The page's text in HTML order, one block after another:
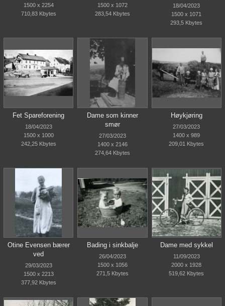
1500 x 2254
710,83 Kbytes
1500 x 1072
283,54 Kbytes
18/04/2023
1500 x 1071
293,5 Kbytes
Fet Spareforening
18/04/2023
1500 x 1000
242,25 Kbytes
Dame som kinner
smør
27/03/2023
1400 x 2146
274,64 Kbytes
Høykjøring
27/03/2023
1400 x 989
209,01 Kbytes
Otine Evensen bærer
ved
29/03/2023
1500 x 2213
377,92 Kbytes
Bading i sinkbalje
26/04/2023
1500 x 1056
271,5 Kbytes
Dame med sykkel
11/09/2023
2000 x 1928
519,62 Kbytes